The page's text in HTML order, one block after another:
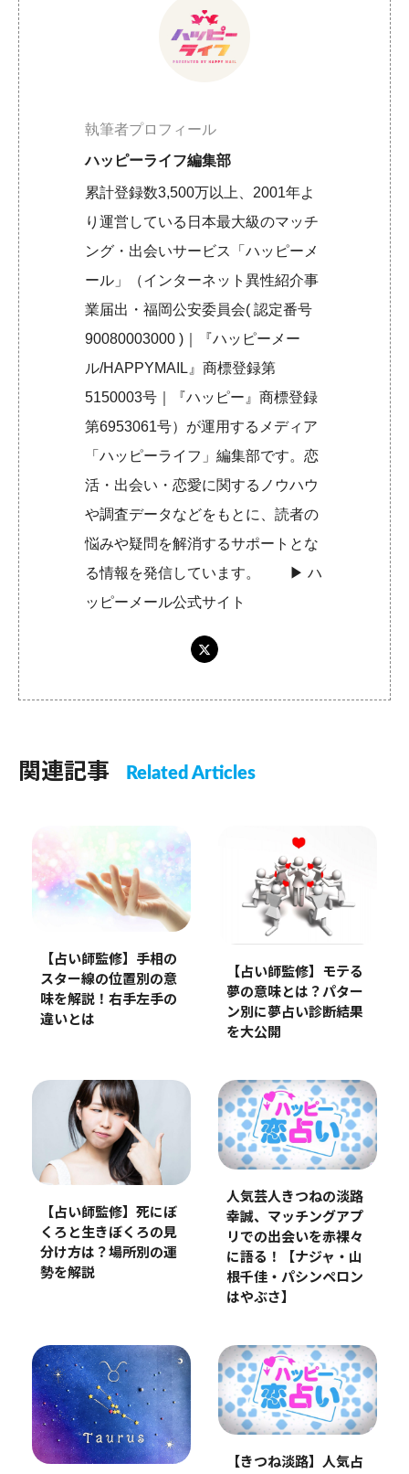
執筆者プロフィール
ハッピーライフ編集部
累計登録数3,500万以上、2001年よ
り運営している日本最大級のマッチ
ング・出会いサービス「ハッピーメ
ール」（インターネット異性紹介事
業届出・福岡公安委員会( 認定番号
90080003000 )｜『ハッピーメー
ル/HAPPYMAIL』商標登録第
5150003号｜『ハッピー』商標登録
第6953061号）が運用するメディア
「ハッピーライフ」編集部です。恋
活・出会い・恋愛に関するノウハウ
や調査データなどをもとに、読者の
悩みや疑問を解消するサポートとな
る情報を発信しています。 ▶︎ハ
ッピーメール公式サイト
関連記事 Related Articles
【占い師監修】手相の
スター線の位置別の意
味を解説！右手左手の
違いとは
【占い師監修】モテる
夢の意味とは？パター
ン別に夢占い診断結果
を大公開
【占い師監修】死にぼ
くろと生きぼくろの見
分け方は？場所別の運
勢を解説
人気芸人きつねの淡路
幸誠、マッチングアプ
リでの出会いを赤裸々
に語る！【ナジャ・山
根千佳・パシンペロン
はやぶさ】
【きつね淡路】人気占